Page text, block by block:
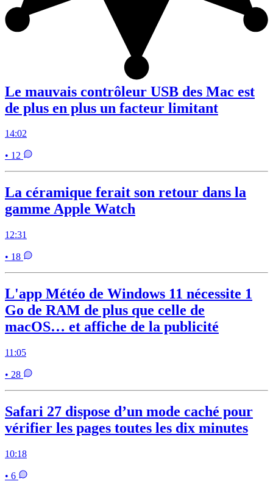
Le mauvais contrôleur USB des Mac est
de plus en plus un facteur limitant
14:02
• 12
La céramique ferait son retour dans la
gamme Apple Watch
12:31
• 18
L'app Météo de Windows 11 nécessite 1
Go de RAM de plus que celle de
macOS… et affiche de la publicité
11:05
• 28
Safari 27 dispose d’un mode caché pour
vérifier les pages toutes les dix minutes
10:18
• 6